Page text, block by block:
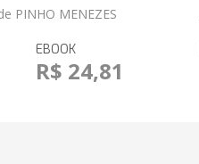
PINHO MENEZES
EBOOK
R$ 24,81